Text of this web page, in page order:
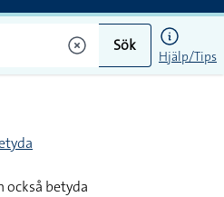
Sök
Hjälp/Tips
också betyda